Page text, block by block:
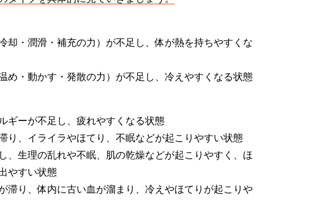
却・潤滑・補充の力）が不足し、体が熱を持ちやすくな
め・動かす・発散の力）が不足し、冷えやすくなる状態
ギーが不足し、疲れやすくなる状態
り、イライラやほてり、不眠などが起こりやすい状態
、生理の乱れや不眠、肌の乾燥などが起こりやすく、ほ
やすい状態
滞り、体内に古い血が溜まり、冷えやほてりが起こりや